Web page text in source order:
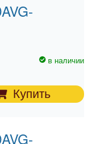
в наличии
Купить